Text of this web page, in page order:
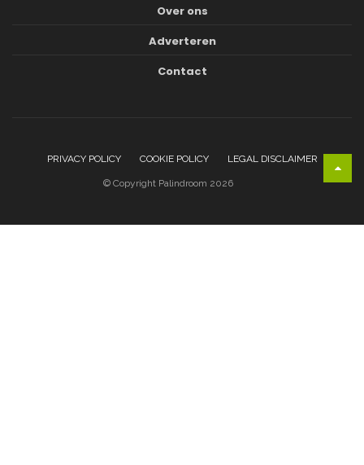
Over ons
Adverteren
Contact
PRIVACY POLICY COOKIE POLICY LEGAL DISCLAIMER
© Copyright Palindroom 2026